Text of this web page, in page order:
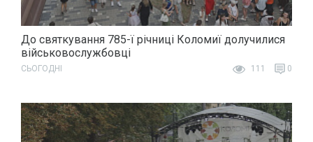
До святкування 785-ї річниці Коломиї долучилися
військовослужбовці
СЬОГОДНІ 111 0